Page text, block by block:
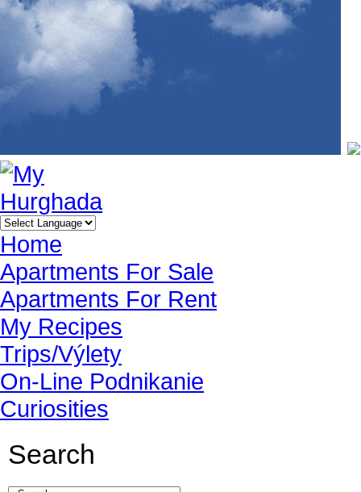
Home
Apartments For Sale
Apartments For Rent
My Recipes
Trips/Výlety
On-Line Podnikanie
Curiosities
Search